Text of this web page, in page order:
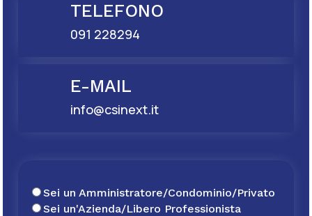
TELEFONO
091 228294
E-MAIL
info@csinext.it
Sei un Amministratore/Condominio/Privato
Sei un'Azienda/Libero Professionista